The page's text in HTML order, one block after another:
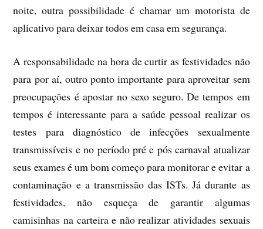
noite, outra possibilidade é chamar um motorista de
aplicativo para deixar todos em casa em segurança.
A responsabilidade na hora de curtir as festividades não
para por aí, outro ponto importante para aproveitar sem
preocupações é apostar no sexo seguro. De tempos em
tempos é interessante para a saúde pessoal realizar os
testes para diagnóstico de infecções sexualmente
transmissíveis e no período pré e pós carnaval atualizar
seus exames é um bom começo para monitorar e evitar a
contaminação e a transmissão das ISTs. Já durante as
festividades, não esqueça de garantir algumas
camisinhas na carteira e não realizar atividades sexuais